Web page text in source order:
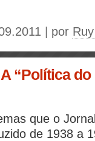
| por
“Política
que o
de 1938 a